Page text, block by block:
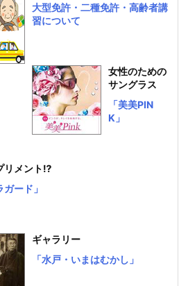
大型免許・二種免許・高齢者講
習について
女性のための
サングラス
「美美PIN
K」
リメント⁉
ガード」
ギャラリー
「水戸・いまはむかし」